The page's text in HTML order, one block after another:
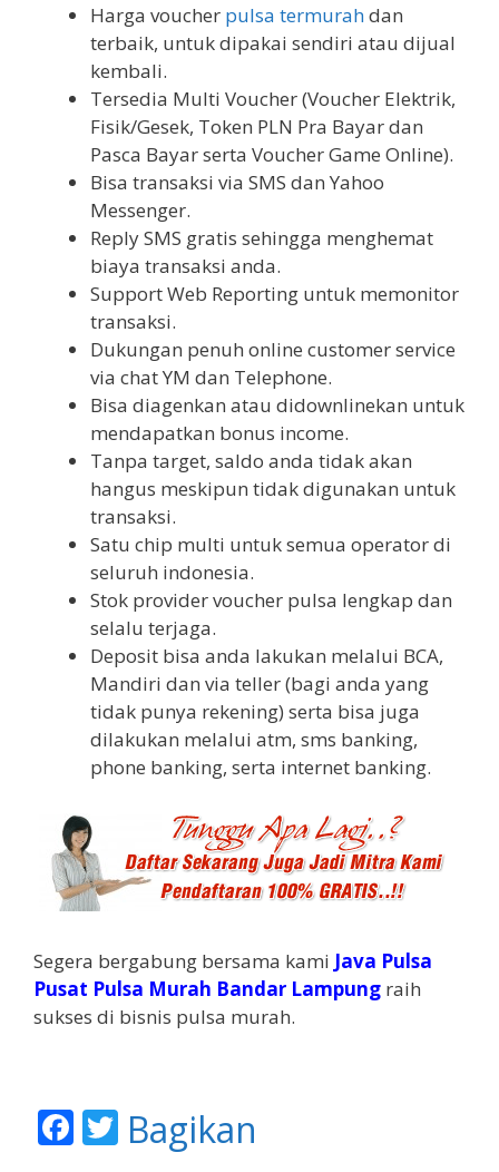
Harga voucher pulsa termurahdan
terbaik, untuk dipakai sendiri atau dijual
kembali.
Tersedia Multi Voucher (Voucher Elektrik,
Fisik/Gesek, Token PLN Pra Bayar dan
Pasca Bayar serta Voucher Game Online).
Bisa transaksi via SMS dan Yahoo
Messenger.
Reply SMS gratis sehingga menghemat
biaya transaksi anda.
Support Web Reporting untuk memonitor
transaksi.
Dukungan penuh online customer service
via chat YM dan Telephone.
Bisa diagenkan atau didownlinekan untuk
mendapatkan bonus income.
Tanpa target, saldo anda tidak akan
hangus meskipun tidak digunakan untuk
transaksi.
Satu chip multi untuk semua operator di
seluruh indonesia.
Stok provider voucher pulsa lengkap dan
selalu terjaga.
Deposit bisa anda lakukan melalui BCA,
Mandiri dan via teller (bagi anda yang
tidak punya rekening) serta bisa juga
dilakukan melalui atm, sms banking,
phone banking, serta internet banking.
Segera bergabung bersama kami Java Pulsa
Pusat Pulsa Murah Bandar Lampung raih
sukses di bisnis pulsa murah.
F T
Bagikan